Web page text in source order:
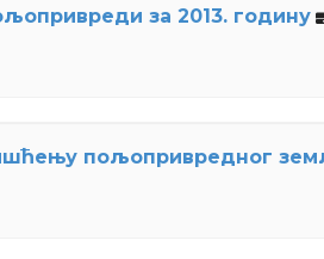
за 2013. годину
пољопривредног